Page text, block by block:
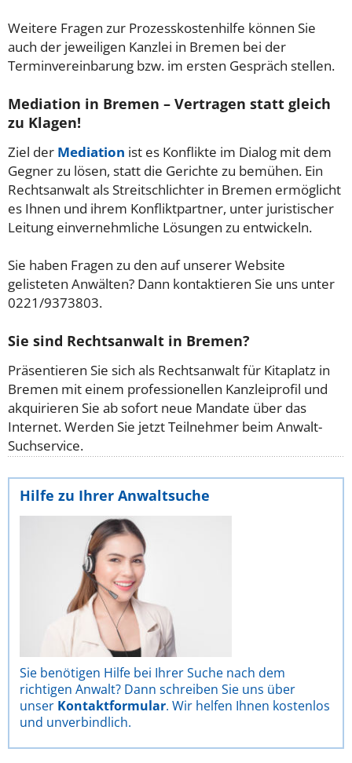
Weitere Fragen zur Prozesskostenhilfe können Sie
auch der jeweiligen Kanzlei in Bremen bei der
Terminvereinbarung bzw. im ersten Gespräch stellen.
Mediation in Bremen – Vertragen statt gleich
zu Klagen!
Ziel der Mediation ist es Konflikte im Dialog mit dem
Gegner zu lösen, statt die Gerichte zu bemühen. Ein
Rechtsanwalt als Streitschlichter in Bremen ermöglicht
es Ihnen und ihrem Konfliktpartner, unter juristischer
Leitung einvernehmliche Lösungen zu entwickeln.
Sie haben Fragen zu den auf unserer Website
gelisteten Anwälten? Dann kontaktieren Sie uns unter
0221/9373803.
Sie sind Rechtsanwalt in Bremen?
Präsentieren Sie sich als Rechtsanwalt für Kitaplatz in
Bremen mit einem professionellen Kanzleiprofil und
akquirieren Sie ab sofort neue Mandate über das
Internet. Werden Sie jetzt Teilnehmer beim Anwalt-
Suchservice.
Hilfe zu Ihrer Anwaltsuche
Sie benötigen Hilfe bei Ihrer Suche nach dem
richtigen Anwalt? Dann schreiben Sie uns über
unser Kontaktformular. Wir helfen Ihnen kostenlos
und unverbindlich.